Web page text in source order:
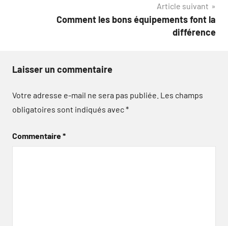
Article suivant
Comment les bons équipements font la
différence
Laisser un commentaire
Votre adresse e-mail ne sera pas publiée. Les champs
obligatoires sont indiqués avec*
Commentaire*